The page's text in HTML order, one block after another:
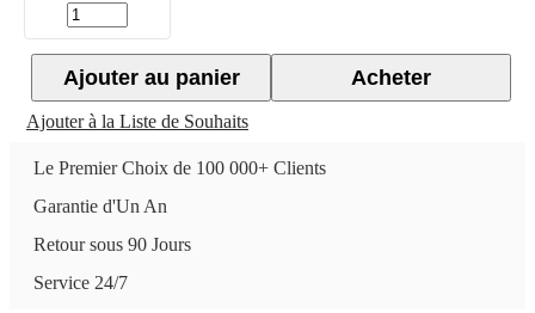
Acheter
Ajouter au panier
Ajouter à la Liste de Souhaits
Le Premier Choix de 100 000+ Clients
Garantie d'Un An
Retour sous 90 Jours
Service 24/7